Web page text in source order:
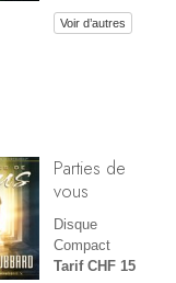
Voir d’autres
Parties de
vous
Disque
Compact
Tarif CHF 15